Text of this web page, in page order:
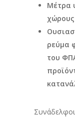
Μέτρα
ρεύμα
του